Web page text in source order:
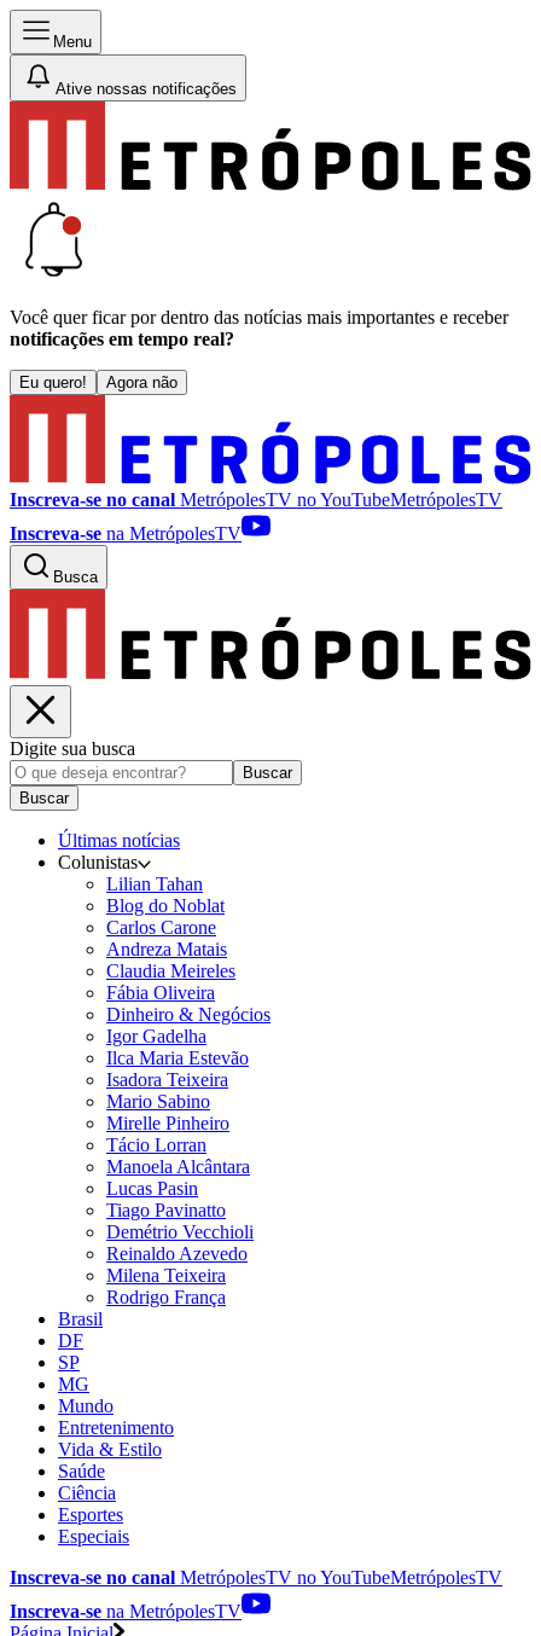
Menu
Ative nossas notificações
Você quer ficar por dentro das notícias mais importantes e receber
notificações em tempo real?
Eu quero! Agora não
Inscreva-se no canal MetrópolesTV noYouTubeMetrópolesTV
Inscreva-se na MetrópolesTV
Busca
Digite sua busca
Buscar
Buscar
Últimas notícias
Colunistas
Lilian Tahan
Blog do Noblat
Carlos Carone
Andreza Matais
Claudia Meireles
Fábia Oliveira
Dinheiro & Negócios
Igor Gadelha
Ilca Maria Estevão
Isadora Teixeira
Mario Sabino
Mirelle Pinheiro
Tácio Lorran
Manoela Alcântara
Lucas Pasin
Tiago Pavinatto
Demétrio Vecchioli
Reinaldo Azevedo
Milena Teixeira
Rodrigo França
Brasil
DF
SP
MG
Mundo
Entretenimento
Vida & Estilo
Saúde
Ciência
Esportes
Especiais
Inscreva-se no canal MetrópolesTV noYouTubeMetrópolesTV
Inscreva-se na MetrópolesTV